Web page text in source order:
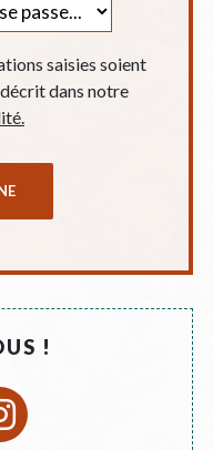
saisies soient
dans notre
!